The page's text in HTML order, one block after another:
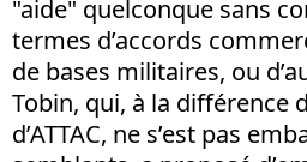
"aide" quelconque sans
termes d’accords
de bases militaires, ou
Tobin, qui, à la différence
d’ATTAC, ne s’est pas